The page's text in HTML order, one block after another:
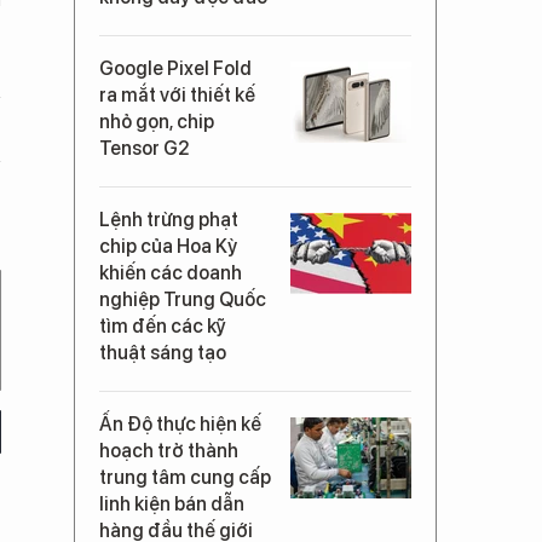
Google Pixel Fold
ra mắt với thiết kế
nhỏ gọn, chip
Tensor G2
Lệnh trừng phạt
chip của Hoa Kỳ
khiến các doanh
nghiệp Trung Quốc
tìm đến các kỹ
thuật sáng tạo
Ấn Độ thực hiện kế
hoạch trở thành
trung tâm cung cấp
linh kiện bán dẫn
hàng đầu thế giới